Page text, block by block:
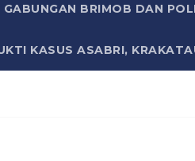
BRIMOB DAN
KASUS ASABRI,